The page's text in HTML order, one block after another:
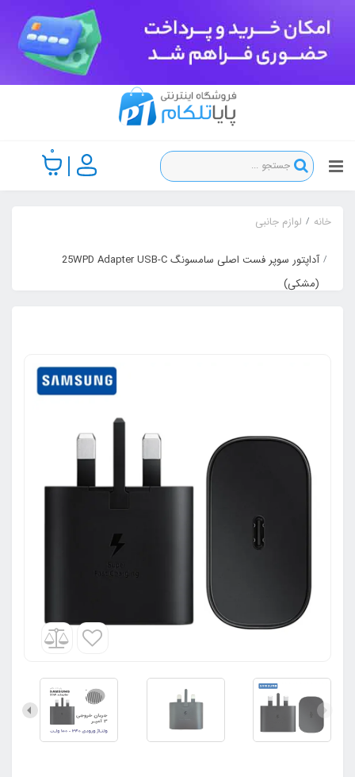
0
خانه لوازم جانبی
آداپتور سوپر فست اصلی سامسونگ 25WPD Adapter USB-C
(مشکی)